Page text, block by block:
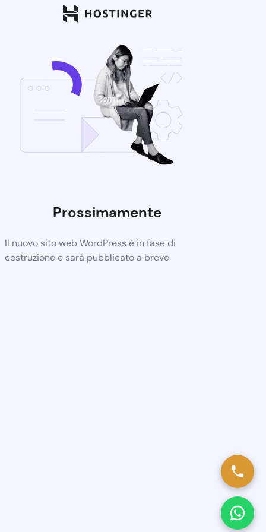
Prossimamente
Il nuovo sito web WordPress è in fase di
costruzione e sarà pubblicato a breve